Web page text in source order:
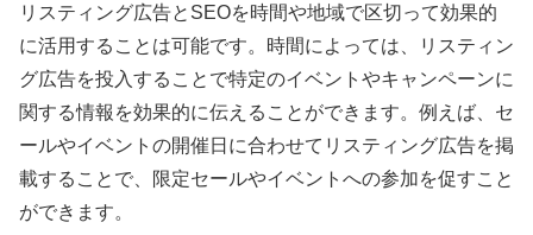
リスティング広告とSEOを時間や地域で区切って効果的
に活用することは可能です。時間によっては、リスティン
グ広告を投入することで特定のイベントやキャンペーンに
関する情報を効果的に伝えることができます。例えば、セ
ールやイベントの開催日に合わせてリスティング広告を掲
載することで、限定セールやイベントへの参加を促すこと
ができます。